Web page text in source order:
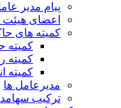
پیام مدیر
اعضای هیئت
کمیته های
کمیته
کمیته
کمیته
مدیرعامل ها
ترکیب